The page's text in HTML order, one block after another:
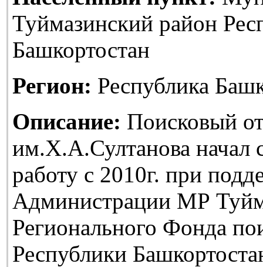
Туймазинский район
Башкортостан
Регион: Республика
Описание: Поисковый
им.Х.А.Султанова начал
работу с 2010г. при
Администрации МР
Регионального Фонда
Республики